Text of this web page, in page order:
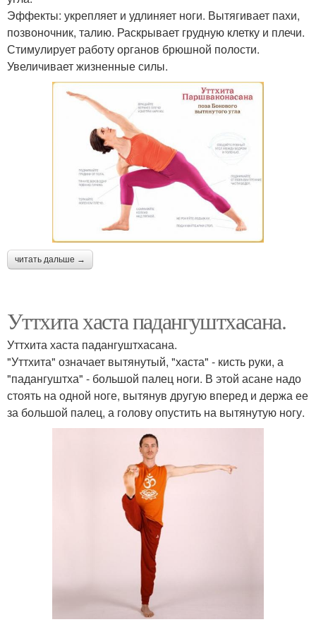
Эффекты: укрепляет и удлиняет ноги. Вытягивает пахи,
позвоночник, талию. Раскрывает грудную клетку и плечи.
Стимулирует работу органов брюшной полости.
Увеличивает жизненные силы.
читать дальше →
Уттхита хаста падангуштхасана.
Уттхита хаста падангуштхасана.
"Уттхита" означает вытянутый, "хаста" - кисть руки, а
"падангуштха" - большой палец ноги. В этой асане надо
стоять на одной ноге, вытянув другую вперед и держа ее
за большой палец, а голову опустить на вытянутую ногу.